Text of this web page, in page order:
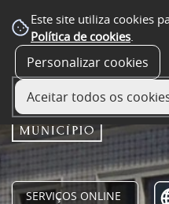
Este site utiliza cookies
Política de cookies.
Personalizar cookies
Aceitar todos os
SERVIÇOS ONLINE